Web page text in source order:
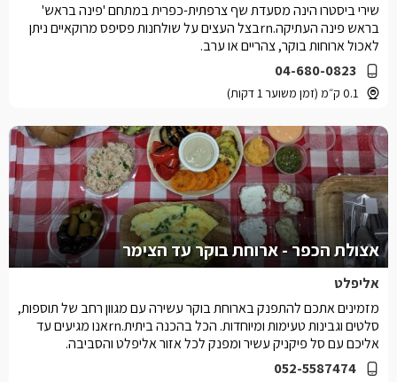
04-680-0823
0.1 ק״מ (זמן משוער 1 דקות)
שירי ביסטרו הינה מסעדת שף צרפתית-כפרית במתחם 'פינה בראש'
בראש פינה העתיקה.rnבצל העצים על שולחנות פסיפס מרוקאיים ניתן
לאכול ארוחות בוקר, צהריים או ערב.
אצולת הכפר - ארוחת בוקר עד הצימר
אליפלט
052-5587474
מזמינים אתכם להתפנק בארוחת בוקר עשירה עם מגוון רחב של תוספות,
סלטים וגבינות טעימות ומיוחדות. הכל בהכנה ביתית.rnאנו מגיעים עד
אליכם עם סל פיקניק עשיר ומפנק לכל אזור אליפלט והסביבה.